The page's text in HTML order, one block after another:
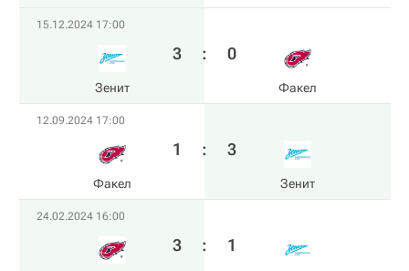
15.12.2024 17:00
Зенит
3 : 0
Факел
12.09.2024 17:00
Факел
1 : 3
Зенит
24.02.2024 16:00
3 : 1